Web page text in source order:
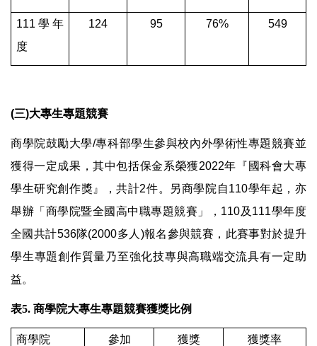
111 學年
度
124 95 76% 549
(三)大專生專題競賽
商學院鼓勵大學/專科部學生參與校內外學術性專題競賽並
獲得一定成果，其中包括保金系榮獲2022年『國科會大專
學生研究創作獎』，共計2件。另商學院自110學年起，亦
舉辦「商學院暨全國高中職專題競賽」，110及111學年度
全國共計536隊(2000多人)報名參與競賽，此賽事對於提升
學生專題創作質量乃至強化技專與高職端交流具有一定助
益。
表5. 商學院大專生專題競賽獲獎比例
商學院 參加 獲獎 獲獎率